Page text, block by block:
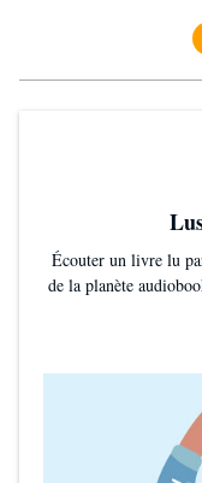
Écouter un livre lu
de la planète